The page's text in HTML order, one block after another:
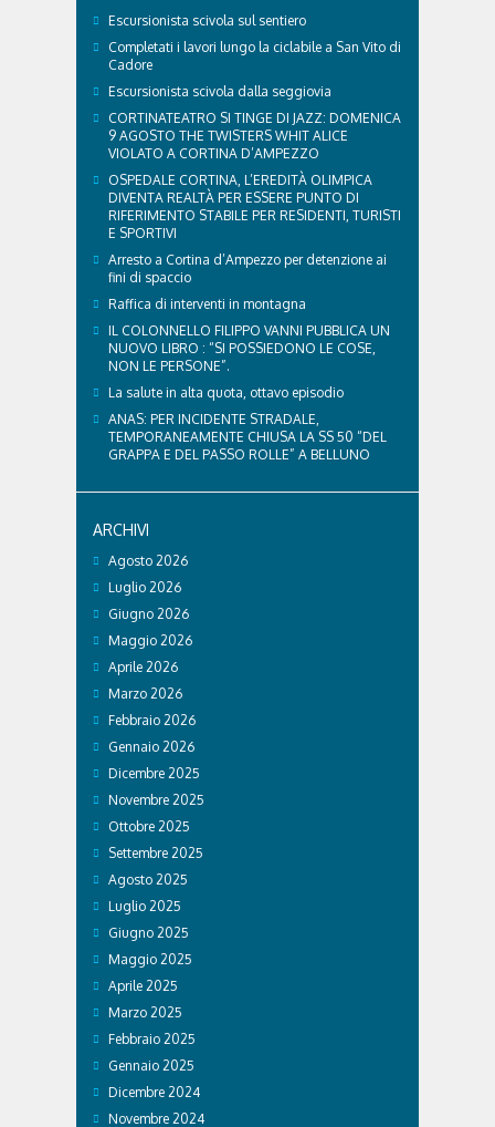
Escursionista scivola sul sentiero
Completati i lavori lungo la ciclabile a San Vito di
Cadore
Escursionista scivola dalla seggiovia
CORTINATEATRO SI TINGE DI JAZZ: DOMENICA
9 AGOSTO THE TWISTERS WHIT ALICE
VIOLATO A CORTINA D’AMPEZZO
OSPEDALE CORTINA, L’EREDITÀ OLIMPICA
DIVENTA REALTÀ PER ESSERE PUNTO DI
RIFERIMENTO STABILE PER RESIDENTI, TURISTI
E SPORTIVI
Arresto a Cortina d’Ampezzo per detenzione ai
fini di spaccio
Raffica di interventi in montagna
IL COLONNELLO FILIPPO VANNI PUBBLICA UN
NUOVO LIBRO : “SI POSSIEDONO LE COSE,
NON LE PERSONE”.
La salute in alta quota, ottavo episodio
ANAS: PER INCIDENTE STRADALE,
TEMPORANEAMENTE CHIUSA LA SS 50 “DEL
GRAPPA E DEL PASSO ROLLE” A BELLUNO
ARCHIVI
Agosto 2026
Luglio 2026
Giugno 2026
Maggio 2026
Aprile 2026
Marzo 2026
Febbraio 2026
Gennaio 2026
Dicembre 2025
Novembre 2025
Ottobre 2025
Settembre 2025
Agosto 2025
Luglio 2025
Giugno 2025
Maggio 2025
Aprile 2025
Marzo 2025
Febbraio 2025
Gennaio 2025
Dicembre 2024
Novembre 2024